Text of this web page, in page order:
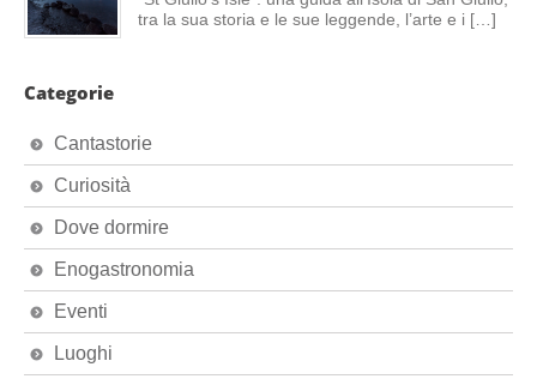
tra la sua storia e le sue leggende, l’arte e i […]
Categorie
Cantastorie
Curiosità
Dove dormire
Enogastronomia
Eventi
Luoghi